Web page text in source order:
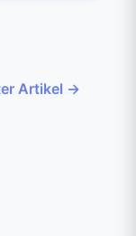
Artikel →